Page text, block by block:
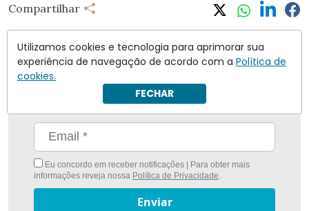
Compartilhar
Nunca foi tão fácil ficar bem informado com
Antagonista
Eu concordo em receber notificações | Para obter mais
informações reveja nossa Política de Privacidade.
Enviar
Utilizamos cookies e tecnologia para aprimorar sua
experiência de navegação de acordo com a Política de
cookies.
FECHAR